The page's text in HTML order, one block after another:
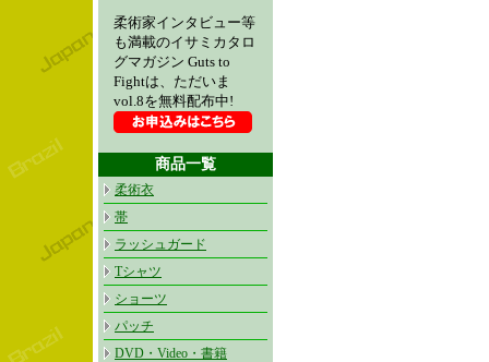
柔術家インタビュー等
も満載のイサミカタロ
グマガジン Guts to
Fightは、ただいま
vol.8を無料配布中!
商品一覧
柔術衣
帯
ラッシュガード
Tシャツ
ショーツ
パッチ
DVD・Video・書籍